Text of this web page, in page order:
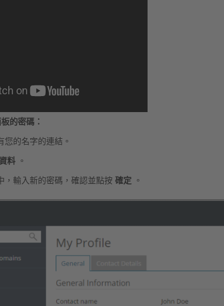
的密碼：
您的名字的連結。
料 。
，輸入新的密碼，確認並點按 確定 。